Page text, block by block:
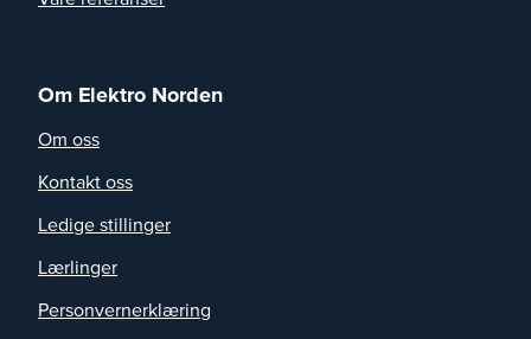
Om Elektro Norden
Om oss
Kontakt oss
Ledige stillinger
Lærlinger
Personvernerklæring